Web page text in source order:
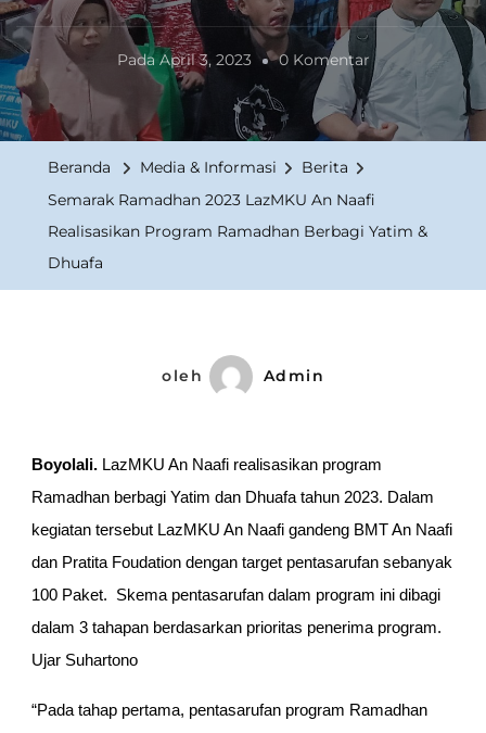
PadaApril 3, 2023 0 KomentarPada
Semarak
Ramadhan
Dhuafa
Beranda Media & Informasi
Berita
Semarak Ramadhan 2023 LazMKU An Naafi
Realisasikan Program Ramadhan Berbagi Yatim &
Dhuafa
oleh Admin
Boyolali. LazMKU An Naafi realisasikan program
Ramadhan berbagi Yatim dan Dhuafa tahun 2023. Dalam
kegiatan tersebut LazMKU An Naafi gandeng BMT An Naafi
dan Pratita Foudation dengan target pentasarufan sebanyak
100 Paket.  Skema pentasarufan dalam program ini dibagi
dalam 3 tahapan berdasarkan prioritas penerima program.
Ujar Suhartono
“Pada tahap pertama, pentasarufan program Ramadhan